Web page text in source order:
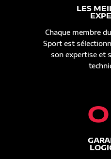
LES
Chaque membre
Sport est
son expertise et